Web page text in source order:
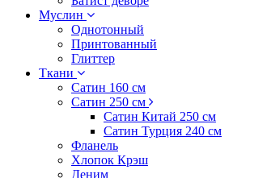
Муслин
Однотонный
Принтованный
Глиттер
Ткани
Сатин 160 см
Сатин 250 см
Сатин Китай 250 см
Сатин Турция 240 см
Фланель
Хлопок Крэш
Деним